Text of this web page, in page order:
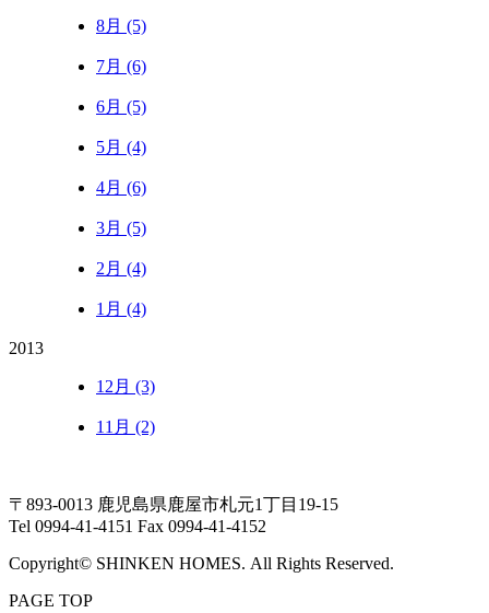
8月 (5)
7月 (6)
6月 (5)
5月 (4)
4月 (6)
3月 (5)
2月 (4)
1月 (4)
2013
12月 (3)
11月 (2)
〒893-0013 鹿児島県鹿屋市札元1丁目19-15
Tel 0994-41-4151 Fax 0994-41-4152
Copyright© SHINKEN HOMES. All Rights Reserved.
PAGE TOP